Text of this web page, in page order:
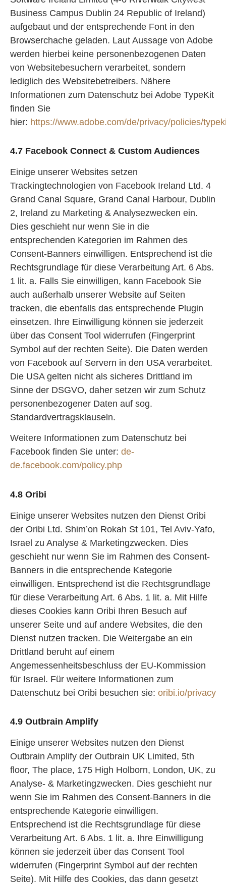
Business Campus Dublin 24 Republic of Ireland)
aufgebaut und der entsprechende Font in den
Browserchache geladen. Laut Aussage von Adobe
werden hierbei keine personenbezogenen Daten
von Websitebesuchern verarbeitet, sondern
lediglich des Websitebetreibers. Nähere
Informationen zum Datenschutz bei Adobe TypeKit
finden Sie
hier: https://www.adobe.com/de/privacy/policies/
4.7 Facebook Connect & Custom Audiences
Einige unserer Websites setzen
Trackingtechnologien von Facebook Ireland Ltd. 4
Grand Canal Square, Grand Canal Harbour, Dublin
2, Ireland zu Marketing & Analysezwecken ein.
Dies geschieht nur wenn Sie in die
entsprechenden Kategorien im Rahmen des
Consent-Banners einwilligen. Entsprechend ist die
Rechtsgrundlage für diese Verarbeitung Art. 6 Abs.
1 lit. a. Falls Sie einwilligen, kann Facebook Sie
auch außerhalb unserer Website auf Seiten
tracken, die ebenfalls das entsprechende Plugin
einsetzen. Ihre Einwilligung können sie jederzeit
über das Consent Tool widerrufen (Fingerprint
Symbol auf der rechten Seite). Die Daten werden
von Facebook auf Servern in den USA verarbeitet.
Die USA gelten nicht als sicheres Drittland im
Sinne der DSGVO, daher setzen wir zum Schutz
personenbezogener Daten auf sog.
Standardvertragsklauseln.
Weitere Informationen zum Datenschutz bei
Facebook finden Sie unter: de-
de.facebook.com/policy.php
4.8 Oribi
Einige unserer Websites nutzen den Dienst Oribi
der Oribi Ltd. Shim’on Rokah St 101, Tel Aviv-Yafo,
Israel zu Analyse & Marketingzwecken. Dies
geschieht nur wenn Sie im Rahmen des Consent-
Banners in die entsprechende Kategorie
einwilligen. Entsprechend ist die Rechtsgrundlage
für diese Verarbeitung Art. 6 Abs. 1 lit. a. Mit Hilfe
dieses Cookies kann Oribi Ihren Besuch auf
unserer Seite und auf andere Websites, die den
Dienst nutzen tracken. Die Weitergabe an ein
Drittland beruht auf einem
Angemessenheitsbeschluss der EU-Kommission
für Israel. Für weitere Informationen zum
Datenschutz bei Oribi besuchen sie: oribi.io/privacy
4.9 Outbrain Amplify
Einige unserer Websites nutzen den Dienst
Outbrain Amplify der Outbrain UK Limited, 5th
floor, The place, 175 High Holborn, London, UK, zu
Analyse- & Marketingzwecken. Dies geschieht nur
wenn Sie im Rahmen des Consent-Banners in die
entsprechende Kategorie einwilligen.
Entsprechend ist die Rechtsgrundlage für diese
Verarbeitung Art. 6 Abs. 1 lit. a. Ihre Einwilligung
können sie jederzeit über das Consent Tool
widerrufen (Fingerprint Symbol auf der rechten
Seite). Mit Hilfe des Cookies, das dann gesetzt